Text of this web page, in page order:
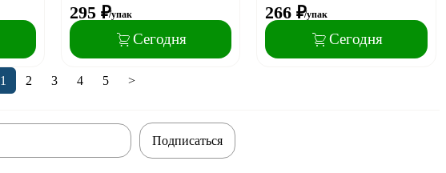
295 ₽/упак
Сегодня
266 ₽/упак
Сегодня
1 2 3 4 5 >
Подписаться